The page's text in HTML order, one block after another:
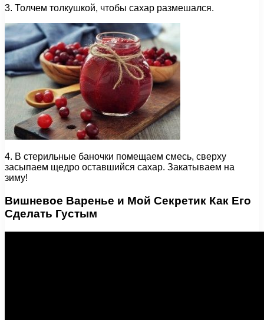
3. Толчем толкушкой, чтобы сахар размешался.
4. В стерильные баночки помещаем смесь, сверху
засыпаем щедро оставшийся сахар. Закатываем на
зиму!
Вишневое Варенье и Мой Секретик Как Его
Сделать Густым